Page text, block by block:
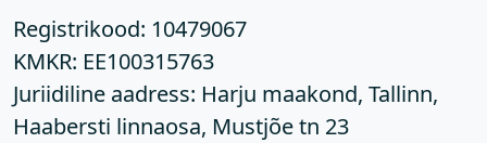
Registrikood: 10479067
KMKR: EE100315763
Juriidiline aadress: Harju maakond, Tallinn,
Haabersti linnaosa, Mustjõe tn 23